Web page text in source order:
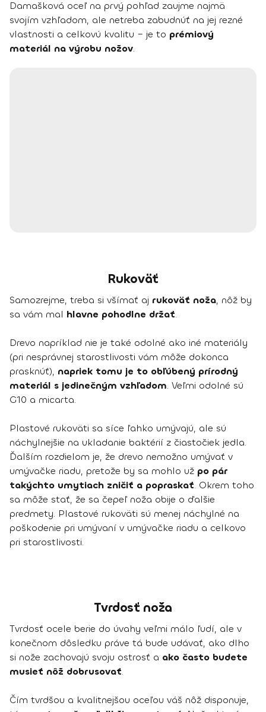
Damašková oceľ na prvý pohľad zaujme najmä
svojím vzhľadom, ale netreba zabudnúť na jej rezné
vlastnosti a celkovú kvalitu – je to prémiový
materiál na výrobu nožov.
Rukoväť
Samozrejme, treba si všímať aj rukoväť noža, nôž by
sa vám mal hlavne pohodlne držať.
Drevo napríklad nie je také odolné ako iné materiály
(pri nesprávnej starostlivosti vám môže dokonca
prasknúť), napriek tomu je to obľúbený prírodný
materiál s jedinečným vzhľadom. Veľmi odolné sú
G10 a micarta.
Plastové rukoväti sa síce ľahko umývajú, ale sú
náchylnejšie na ukladanie baktérií z čiastočiek jedla.
Ďalším rozdielom je, že drevo nemožno umývať v
umývačke riadu, pretože by sa mohlo už po pár
takýchto umytiach zničiť a popraskať. Okrem toho
sa môže stať, že sa čepeľ noža obije o ďalšie
predmety. Plastové rukoväti sú menej náchylné na
poškodenie pri umývaní v umývačke riadu a celkovo
pri starostlivosti.
Tvrdosť noža
Tvrdosť ocele berie do úvahy veľmi málo ľudí, ale v
konečnom dôsledku práve tá bude udávať, ako dlho
si nože zachovajú svoju ostrosť a ako často budete
musieť nôž dobrusovať.
Čím tvrdšou a kvalitnejšou oceľou váš nôž disponuje,